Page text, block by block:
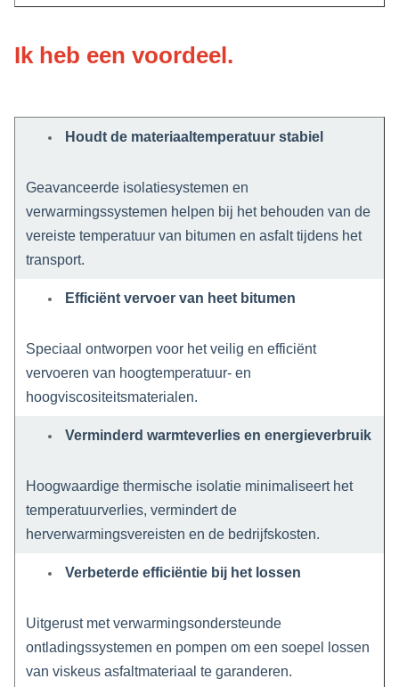
Ik heb een voordeel.
Houdt de materiaaltemperatuur stabiel
Geavanceerde isolatiesystemen en
verwarmingssystemen helpen bij het behouden van de
vereiste temperatuur van bitumen en asfalt tijdens het
transport.
Efficiënt vervoer van heet bitumen
Speciaal ontworpen voor het veilig en efficiënt
vervoeren van hoogtemperatuur- en
hoogviscositeitsmaterialen.
Verminderd warmteverlies en energieverbruik
Hoogwaardige thermische isolatie minimaliseert het
temperatuurverlies, vermindert de
herverwarmingsvereisten en de bedrijfskosten.
Verbeterde efficiëntie bij het lossen
Uitgerust met verwarmingsondersteunde
ontladingssystemen en pompen om een soepel lossen
van viskeus asfaltmateriaal te garanderen.